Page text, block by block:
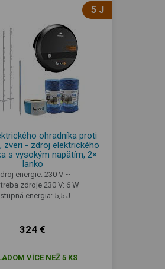
5 J
ohradníka proti
zveri - zdroj elektrického
s vysokým napätím, 2×
lanko
energie: 230 V ~
zdroje 230 V: 6 W
energia: 5,5 J
324 €
VÍCE NEŽ 5 KS